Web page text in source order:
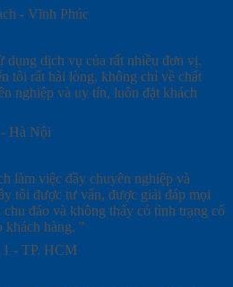
- Vĩnh Phúc
dụng dịch vụ của rất nhiều đơn vị.
tôi rất hài lòng, không chỉ về chất
nghiệp và uy tín, luôn đặt khách
Hà Nội
làm việc đầy chuyên nghiệp và
tôi được tư vấn, được giải đáp mọi
đáo và không thấy có tình trạng cố
khách hàng. "
1 - TP. HCM